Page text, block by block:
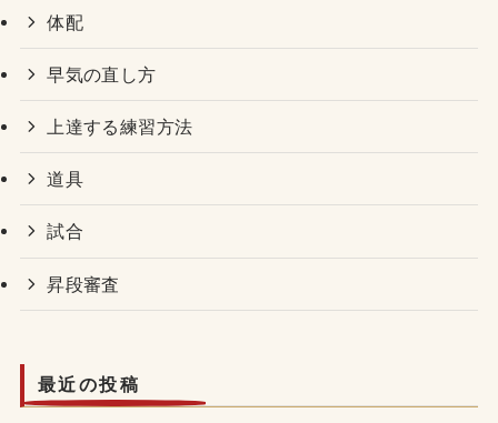
体配
早気の直し方
上達する練習方法
道具
試合
昇段審査
最近の投稿